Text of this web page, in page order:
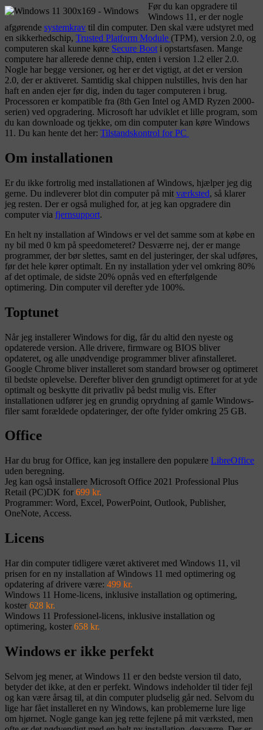
Før du kan opgradere til
Windows 11, er der nogle
afgørende systemkrav til din computer. Den skal være udstyret med
en sikkerhedschip, Trusted Platform Module (TPM), version 2.0, og
computeren skal kunne køre Secure Boot i opstartsfasen. Mange
computere har allerede denne chip, enten i version 1.2 eller 2.0.
Nogle har begge versioner, og her er det vigtigt, at det er version
2.0, der er aktiveret. Samtidig skal chippen nulstilles, hvis den har
haft en anden ejer før dig, inden du tager computeren i brug.
Processoren er kompatible fra (8th Gen Intel og AMD Ryzen 2000-
serien) ved opgradering. Microsoft har udviklet et lille program, som
du kan downloade og tjekke, om din computer kan køre Windows
11. Du kan hente det her: Tilstandskontrol for PC
Om installationen
Er du ikke fortrolig med installationen af Windows, hjælper jeg dig
gerne. Du indleverer blot din computer på mit værksted, så klarer
jeg resten. Der er også mulighed for, at jeg kan opgradere din
computer via fjernsupport.
En helt ny installation af Windows er vel det samme som at købe en
ny bil med 0 km på speedometeret? Desværre nej, der er mange
programmer, der bør slettes, samt en del justeringer, der skal udføres,
før det hele kører optimalt. En ny installation yder vel omkring 80%
af det optimale, de sidste 20% opnås ved en efterfølgende
optimering. Din computer vil derefter yde 100%.
Toptunet
Når jeg installerer Windows for dig, får du altid den nyeste og
opdaterede version. Alle drivere, firmware og BIOS bliver
opdateret, og alle unødvendige programmer bliver afinstalleret.
Google Chrome bliver installeret som standard browser og optimeret
til bedste oplevelse. Derefter bliver den grundigt optimeret for at yde
optimalt og beskytte dit privatliv på bedst mulig vis. Efter
installationen udfører jeg en grundig oprydning af gamle Windows-
filer samt forældede opdateringer, der ofte fylder omkring 25 GB.
Office
Har du brug for Office, kan jeg installere den populære LibreOffice
uden beregning.
Jeg kan også installere Microsoft Office 2021 Professional Plus
Retail (PC)DK for 699 kr.
Programmer: Word, Excel, PowerPoint, Outlook, Publisher,
OneNote, Access.
Licens
Har din computer tidligere været aktiveret med Windows 11, vil
prisen for en ny installation af Windows 11 med optimering og
opdatering af drivere være: 499 kr.
Windows 11 Home-licens, inklusive installation og optimering,
koster 628 kr.
Windows 11 Professionel-licens, inklusive installation og
optimering, koster 658 kr.
Windows er ikke perfekt
Selvom jeg mener, at Windows 11 er den bedste version til dato,
betyder det ikke, at den er perfekt. Windows indeholder til tider fejl
og kan være årsag til, at din computer pludselig går ned. Selvom du
lige har fået installeret en ny Windows, kan problemerne lure lige
om hjørnet. Nogle gange kan jeg rette fejlene på mit værksted, men